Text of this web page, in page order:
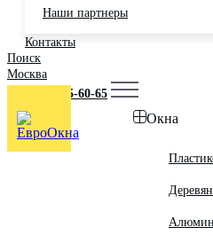
Наши партнеры
Контакты
Поиск
Москва
+7 (495) 725-60-65
Окна